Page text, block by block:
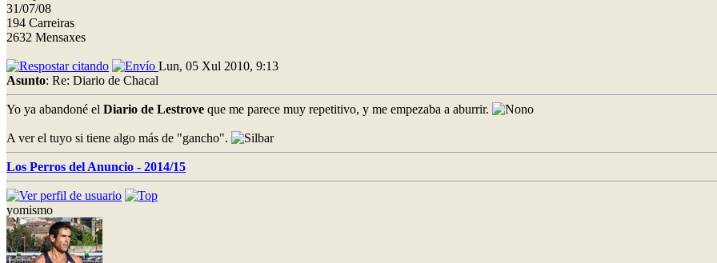
31/07/08
194 Carreiras
2632 Mensaxes
Lun, 05 Xul 2010, 9:13
Asunto: Re: Diario de Chacal
Yo ya abandoné el Diario de Lestrove que me parece muy repetitivo, y me empezaba a aburrir.
A ver el tuyo si tiene algo más de "gancho".
Los Perros del Anuncio - 2014/15
yomismo